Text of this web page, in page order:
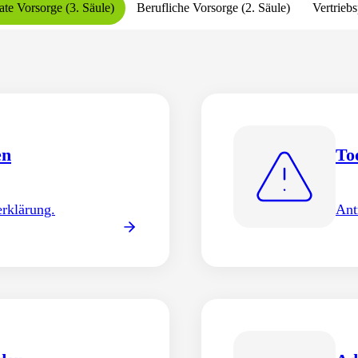
Vorsorge (3. Säule) Berufliche Vorsorge (2. Säule)
oder Todesfall